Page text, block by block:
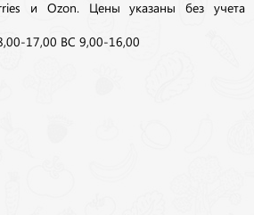
и Ozon. Цены указаны без учета
17,00 ВС 9,00-16,00